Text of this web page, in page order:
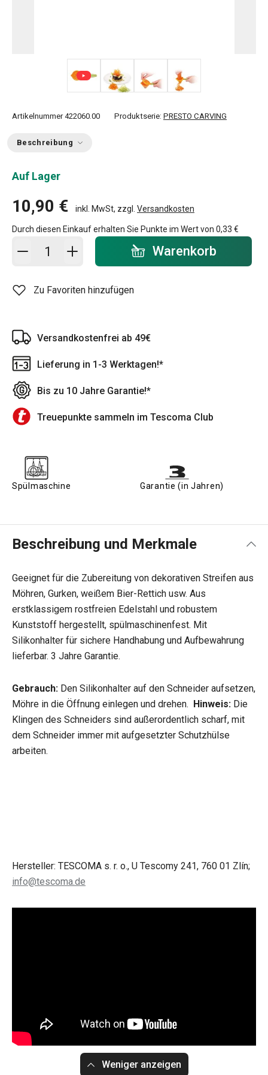
Artikelnummer 422060.00 Produktserie: PRESTO CARVING
Beschreibung
Auf Lager
10,90 € inkl. MwSt, zzgl. Versandkosten
Durch diesen Einkauf erhalten Sie Punkte im Wert von 0,33 €
In den Warenkorb - Menge Warenkorb
Zu Favoriten hinzufügen
Versandkostenfrei ab 49€
Lieferung in 1-3 Werktagen!*
Bis zu 10 Jahre Garantie!*
Treuepunkte sammeln im Tescoma Club
Spülmaschine Garantie (in Jahren)
Beschreibung und Merkmale
Geeignet für die Zubereitung von dekorativen Streifen aus
Möhren, Gurken, weißem Bier-Rettich usw. Aus
erstklassigem rostfreien Edelstahl und robustem
Kunststoff hergestellt, spülmaschinenfest. Mit
Silikonhalter für sichere Handhabung und Aufbewahrung
lieferbar. 3 Jahre Garantie.
Gebrauch: Den Silikonhalter auf den Schneider aufsetzen,
Möhre in die Öffnung einlegen und drehen. Hinweis: Die
Klingen des Schneiders sind außerordentlich scharf, mit
dem Schneider immer mit aufgesetzter Schutzhülse
arbeiten.
Hersteller: TESCOMA s. r. o., U Tescomy 241, 760 01 Zlín;
info@tescoma.de
Weniger anzeigen